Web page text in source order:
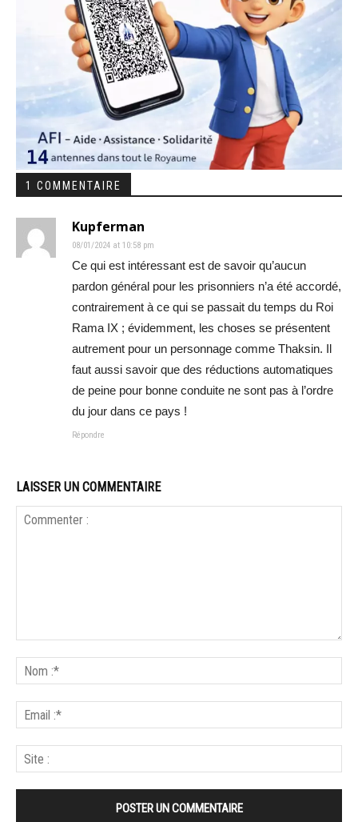
1 COMMENTAIRE
Kupferman
08/01/2024 at 10:58 pm
Ce qui est intéressant est de savoir qu’aucun
pardon général pour les prisonniers n’a été accordé,
contrairement à ce qui se passait du temps du Roi
Rama IX ; évidemment, les choses se présentent
autrement pour un personnage comme Thaksin. Il
faut aussi savoir que des réductions automatiques
de peine pour bonne conduite ne sont pas à l’ordre
du jour dans ce pays !
Répondre
LAISSER UN COMMENTAIRE